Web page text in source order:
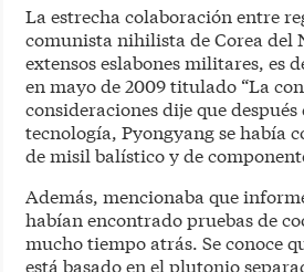
La estrecha colaboración entre
comunista nihilista de Corea del
extensos eslabones militares, es
en mayo de 2009 titulado “La
consideraciones dije que
tecnología, Pyongyang se había
de misil balístico y de
Además, mencionaba que
habían encontrado pruebas de
mucho tiempo atrás. Se conoce
está basado en el plutonio